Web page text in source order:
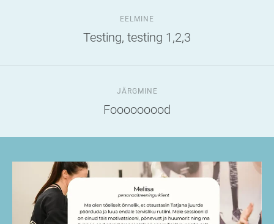
EELMINE
Testing, testing 1,2,3
JÄRGMINE
Fooooooood